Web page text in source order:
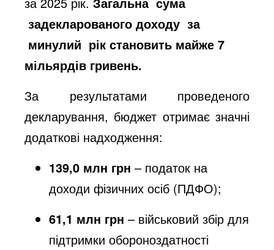
задекларованого доходу за
минулий рік становить майже 7
мільярдів гривень.
За результатами проведеного
декларування, бюджет отримає значні
додаткові надходження:
139,0 млн грн – податок на
доходи фізичних осіб (ПДФО);
61,1 млн грн – військовий збір для
підтримки обороноздатності